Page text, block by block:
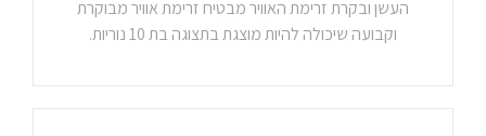
העשן ובקרת זרימת האוויר מבטיח זרימת אוויר מבוקרת
וקבועה שיכולה להיות מוצגת בתצוגה בת 10 נוריות.